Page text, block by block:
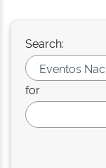
Search:
for